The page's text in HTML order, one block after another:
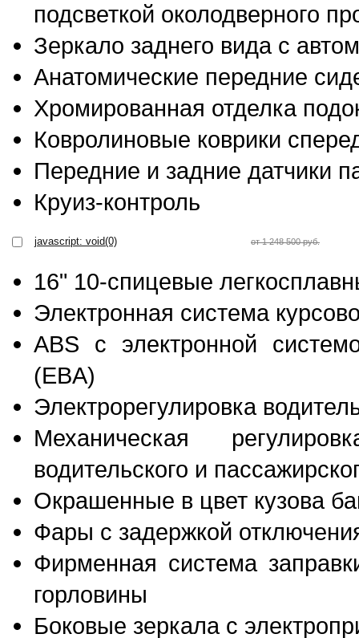
подсветкой околодверного
Зеркало заднего вида с
Анатомические передние
Хромированная отделка
Ковролиновые коврики
Передние и задние датчики
Круиз-контроль
javascript: void(0) от 1 248 500 руб.
16" 10-спицевые
Электронная система
ABS c электронной
(EBA)
Электрорегулировка
Механическая
водительского и
Окрашенные в цвет кузова
Фары с задержкой
Фирменная система
горловины
Боковые зеркала с